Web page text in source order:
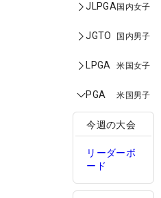
JLPGA国内女子
JGTO 国内男子
LPGA 米国女子
PGA 米国男子
今週の大会
リーダーボ
ード